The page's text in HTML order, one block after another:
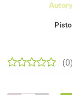
(0)